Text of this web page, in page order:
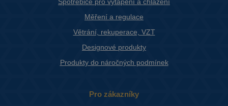
Měření a regulace
Větrání, rekuperace, VZT
Designové produkty
Produkty do náročných podmínek
Pro zákazníky